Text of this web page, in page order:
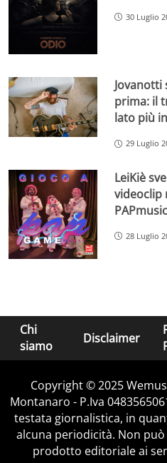
30 Luglio
Jovanotti
prima: il
lato più
29 Luglio
LeiKiè
videoclip
28 Luglio
Chi
siamo
Disclaimer
Copyright © 2025
Montanaro - P.Iva
testata giornalistica, in
alcuna periodicità. Non
prodotto editoriale ai